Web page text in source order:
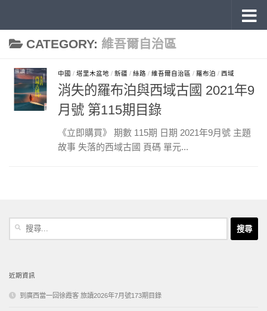
CATEGORY: 維吾爾自治區
中國 / 塔里木盆地 / 新疆 / 絲路 / 維吾爾自治區 / 羅布泊 / 西域
消失的羅布泊與西域古國 2021年9
月號 第115期目錄
《立即購買》 期數 115期 日期 2021年9月號 主題
故事 失落的西域古國 頁碼 單元...
近期資訊
到廣西當一回徐霞客 旅讀2026年7月號173期目錄